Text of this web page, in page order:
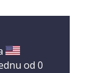
od 0